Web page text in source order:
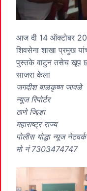
आज दी 14 ऑक्टोबर
शिवसेना शाखा प्रमुख
पुस्तके वाटुन तसेच खूप
साजरा केला
जगदीश बाळकृष्ण जावळे
न्यूज रिपोर्टर
ठाणे जिल्हा
महाराष्ट्र राज्य
पोलीस योद्धा न्यूज नेटवर्क
मो नं 7303474747